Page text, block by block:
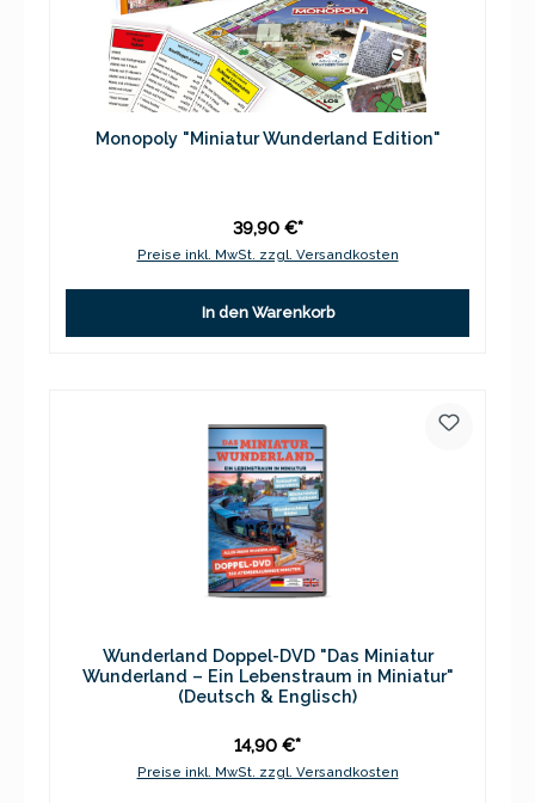
Monopoly "Miniatur Wunderland Edition"
39,90 €*
Preise inkl. MwSt. zzgl. Versandkosten
In den Warenkorb
Wunderland Doppel-DVD "Das Miniatur
Wunderland – Ein Lebenstraum in Miniatur"
(Deutsch & Englisch)
14,90 €*
Preise inkl. MwSt. zzgl. Versandkosten